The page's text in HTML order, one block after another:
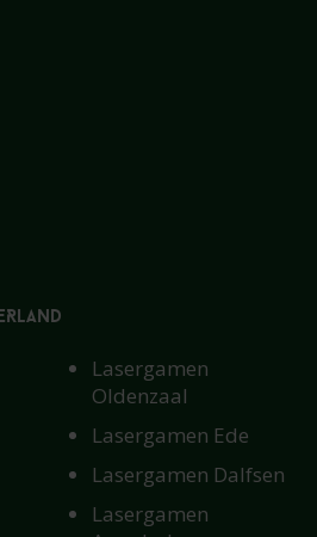
Lasergamen
Oldenzaal
Lasergamen Ede
Lasergamen Dalfsen
Lasergamen